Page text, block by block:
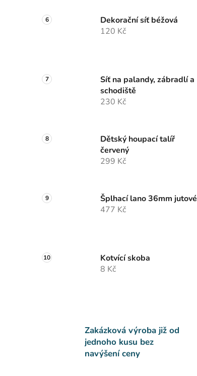
Dekorační síť béžová
120 Kč
Síť na palandy, zábradlí a
schodiště
230 Kč
Dětský houpací talíř
červený
299 Kč
Šplhací lano 36mm jutové
477 Kč
Kotvící skoba
8 Kč
Zakázková výroba již od
jednoho kusu bez
navýšení ceny